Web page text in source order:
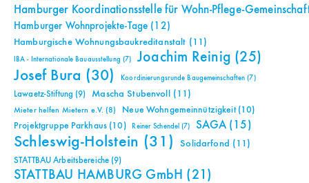
Hamburger Koordinationsstelle für Wohn-Pflege-
Hamburger Wohnprojekte-Tage (12)
Hamburgische Wohnungsbaukreditanstalt (11)
IBA - Internationale Bauausstellung (7) Joachim Reinig (25)
Josef Bura (30) Koordinierungsrunde Baugemeinschaften (7)
Lawaetz-Stiftung (9) Mascha Stubenvoll (11)
Mieter helfen Mietern e.V. (8) Neue Wohngemeinnützigkeit(10)
Projektgruppe Parkhaus (10) Reiner Schendel (7) SAGA(15)
Schleswig-Holstein (31) Solidarfond (11)
STATTBAU Arbeitsbereiche (9)
STATTBAU HAMBURG GmbH (21)